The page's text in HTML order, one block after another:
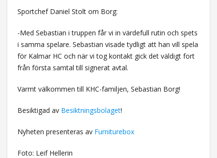
Sportchef Daniel Stolt om Borg:
-Med Sebastian i truppen får vi in värdefull rutin och spets
i samma spelare. Sebastian visade tydligt att han vill spela
för Kalmar HC och när vi tog kontakt gick det väldigt fort
från första samtal till signerat avtal.
Varmt välkommen till KHC-familjen, Sebastian Borg!
Besiktigad av Besiktningsbolaget!
Nyheten presenteras av Furniturebox
Foto: Leif Hellerin